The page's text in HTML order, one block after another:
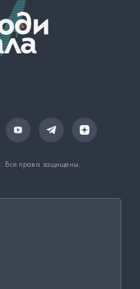
. Все права защищены.